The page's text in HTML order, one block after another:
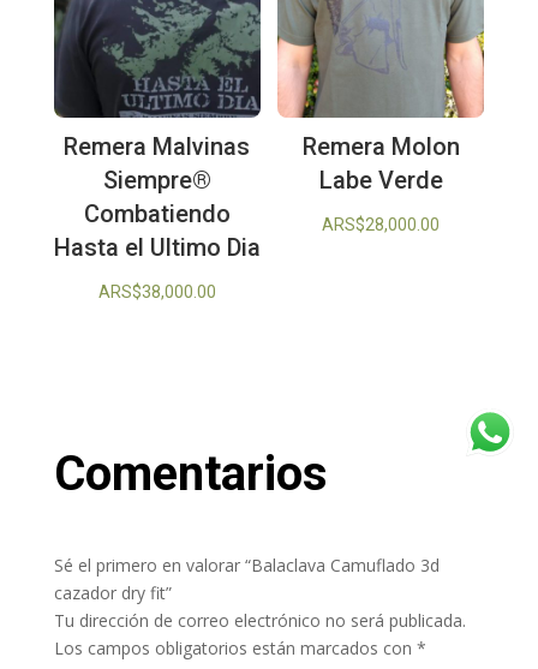
Remera Malvinas
Siempre®
Combatiendo
Hasta el Ultimo Dia
ARS$38,000.00
Remera Molon
Labe Verde
ARS$28,000.00
Comentarios
Sé el primero en valorar “Balaclava Camuflado 3d
cazador dry fit”
Tu dirección de correo electrónico no será publicada.
Los campos obligatorios están marcados con *